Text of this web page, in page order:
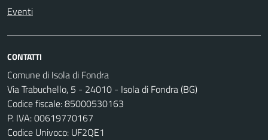
Eventi
CONTATTI
Comune di Isola di Fondra
Via Trabuchello, 5 - 24010 - Isola di Fondra (BG)
Codice fiscale: 85000530163
P. IVA: 00619770167
Codice Univoco: UF2QE1